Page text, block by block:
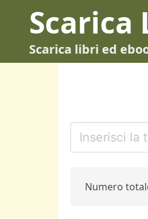
Scarica libri ed
Numero